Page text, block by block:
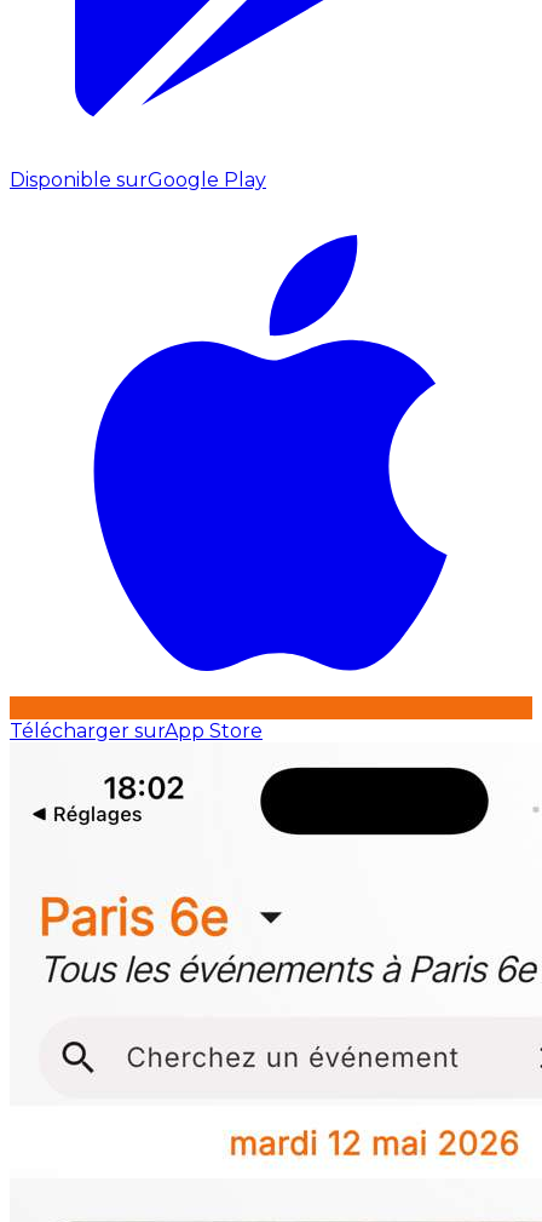
Disponible surGoogle Play
Télécharger surApp Store